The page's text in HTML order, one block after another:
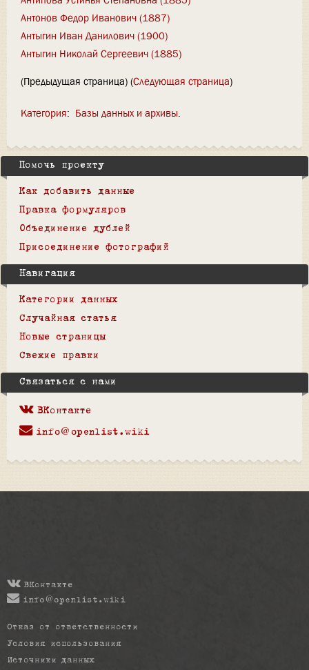
Антонов Федор Иванович (1887)
Антыгин Иван Данилович (1900)
Антыгин Николай Сергеевич (1885)
(Предыдущая страница) (Следующая страница)
Категория: Базы данных и архивы
Помочь проекту
Как добавить данные
Правка формуляров
Объединение дублей
Присоединение фотографий
Навигация
Категории данных
Случайная статья
Новые страницы
Свежие правки
Связаться с нами
ВКонтакте
info@openlist.wiki
ВКонтакте
info@openlist.wiki
Отказ от ответственности
Условия использования
Источники данных